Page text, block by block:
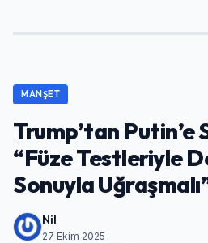
MANŞET
Trump’tan Putin’e
“Füze Testleriyle
Sonuyla
Nil
27 Ekim 2025